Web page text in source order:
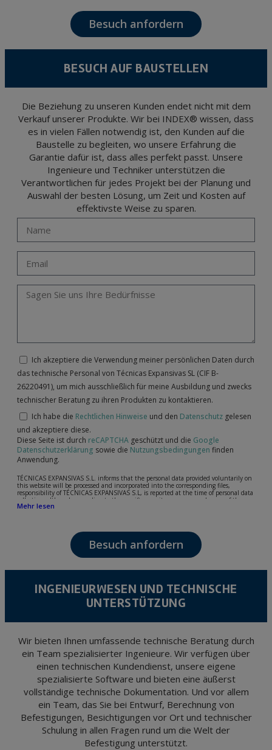
The data in our files are strictly confidential and shall be treated with the utmost
confidentiality and shall comply with all the requirements provided for the General
Data Protection Regulation (GDPR) 2016.
encrypted. Should these details be sent, it is done so under your sole responsibility.
and opposition under the provisions of the General Data Protection Regulation
Portalada II | c/ Segador 13, 26006 | Logroño (La Rioja).
Besuch anfordern
BESUCH AUF BAUSTELLEN
Die Beziehung zu unseren Kunden endet nicht mit dem
Verkauf unserer Produkte. Wir bei INDEX® wissen, dass
es in vielen Fällen notwendig ist, den Kunden auf die
Baustelle zu begleiten, wo unsere Erfahrung die
Garantie dafür ist, dass alles perfekt passt. Unsere
Ingenieure und Techniker unterstützen die
Verantwortlichen für jedes Projekt bei der Planung und
Auswahl der besten Lösung, um Zeit und Kosten auf
effektivste Weise zu sparen.
Ich akzeptiere die Verwendung meiner persönlichen Daten durch
das technische Personal von Técnicas Expansivas SL (CIF B-
26220491), um mich ausschließlich für meine Ausbildung und zwecks
technischer Beratung zu ihren Produkten zu kontaktieren.
Ich habe die Rechtlichen Hinweise und den Datenschutz gelesen
und akzeptiere diese.
Diese Seite ist durch reCAPTCHA geschützt und die Google
Datenschutzerklärung sowie die Nutzungsbedingungen finden
Anwendung.
TÉCNICAS EXPANSIVAS S.L. informs that the personal data provided voluntarily on
this website will be processed and incorporated into the corresponding files,
responsibility of TÉCNICAS EXPANSIVAS S.L, is reported at the time of personal data
collection, although, according to the specific case, its purpose may be any of the
following: attention to your referred request, complaint or question, established
The data in our files are strictly confidential and shall be treated with the utmost
confidentiality and shall comply with all the requirements provided for the General
Data Protection Regulation (GDPR) 2016.
encrypted. Should these details be sent, it is done so under your sole responsibility.
The user may at any time exercise their rights of access, rectification, cancellation
and opposition under the provisions of the General Data Protection Regulation
Portalada II | c/ Segador 13, 26006 | Logroño (La Rioja).
Mehr lesen
Besuch anfordern
INGENIEURWESEN UND TECHNISCHE
UNTERSTÜTZUNG
Wir bieten Ihnen umfassende technische Beratung durch
ein Team spezialisierter Ingenieure. Wir verfügen über
einen technischen Kundendienst, unsere eigene
spezialisierte Software und bieten eine äußerst
vollständige technische Dokumentation. Und vor allem
ein Team, das Sie bei Entwurf, Berechnung von
Befestigungen, Besichtigungen vor Ort und technischer
Schulung in allen Fragen rund um die Welt der
Befestigung unterstützt.